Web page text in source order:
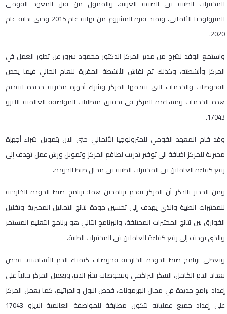
للمختبرات الطبية في الضفة الغربية، والممول من قبل المعهد القومي
للمترولوجيا الألماني، وتمتد فترة المشروع من نهاية عام 2015 وحتى بداية عام
2020.
واستمع الوفد لشرح من مدير المركز الدكتور محمود سرور عن تطور العمل في
المركز وأنشطته، وكذلك تم نقاش الأنشطة المقررة للعام الحالي فيما يخص
الفحوصات والخدمات التي يقدمها المركز وشراء أجهزة مخبرية جديدة لتقديم
هذه الخدمات ومساعدة المركز في تحقيق متطلبات المواصفة العالمية الايزو
17043.
وقد قام المعهد القومي للمترولوجيا الألماني حتى الان بتمويل شراء أجهزة
مخبرية للمركز اضافة الى توفير تدريب لطاقم المركز وتمويل ورش عمل تهدف إلى
رفع كفاءة العاملين في المختبرات الطبية في مجال ضبط الجودة.
ومن الجدير بالذكر أن المركز يقدم برنامجين هما: برنامج ضبط الجودة الخارجية
للمختبرات الطبية والذي يهدف إلى تحسين جودة نتائج التحاليل المخبرية وتقليل
الفوارق بين نتائج المختبرات المختلفة، والبرنامج الثاني هو برنامج التعليم المستمر
والذي يهدف إلى رفع كفاءة العاملين في المختبرات الطبية.
ويغطي برنامج ضبط الجودة الخارجية فحوصات كيمياء الدم الأساسية، فحص
تعداد الدم الكامل، السكر التراكمي وفحوصات تخثر الدم، ويعمل المركز حالياً على
إعداد برامج جديدة في مجال الهرمونات، فحص البول والجراثيم، كما يعمل المركز
على إعداد جميع عملياته لتكون مطابقة للمواصفة العالمية الايزو 17043